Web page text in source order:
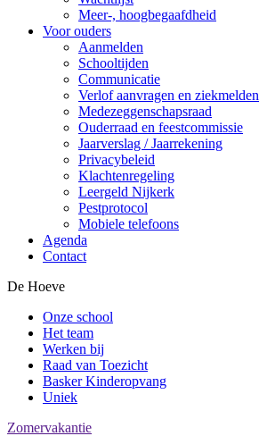
Meer-, hoogbegaafdheid
Voor ouders
Aanmelden
Schooltijden
Communicatie
Verlof aanvragen en ziekmelden
Medezeggenschapsraad
Ouderraad en feestcommissie
Jaarverslag / Jaarrekening
Privacybeleid
Klachtenregeling
Leergeld Nijkerk
Pestprotocol
Mobiele telefoons
Agenda
Contact
De Hoeve
Onze school
Het team
Werken bij
Raad van Toezicht
Basker Kinderopvang
Uniek
Zomervakantie